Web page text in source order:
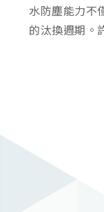
水防塵能力不
的汰換週期。